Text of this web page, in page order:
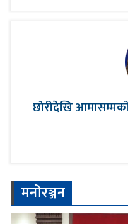
छोरीदेखि आमासम्मको
मनोरञ्जन